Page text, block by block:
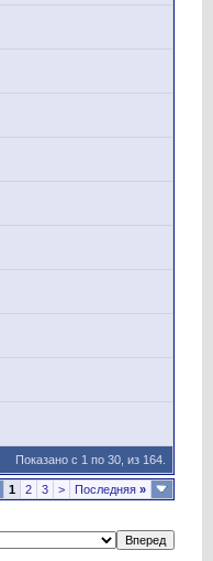
Показано с 1 по 30, из 164.
1 2 3 > Последняя »